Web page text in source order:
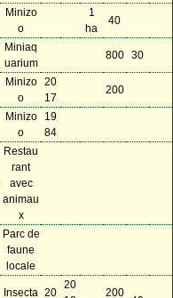
Minizo
o
1
ha
40
Miniaq
uarium
800 30
Minizo
o
20
17
200
Minizo
o
19
84
Restau
rant
avec
animau
x
Parc de
faune
locale
Insecta 20
20
200